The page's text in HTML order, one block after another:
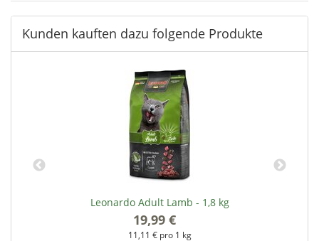
Kunden kauften dazu folgende Produkte
Leonardo Adult Lamb - 1,8 kg
19,99 €
11,11 € pro 1 kg